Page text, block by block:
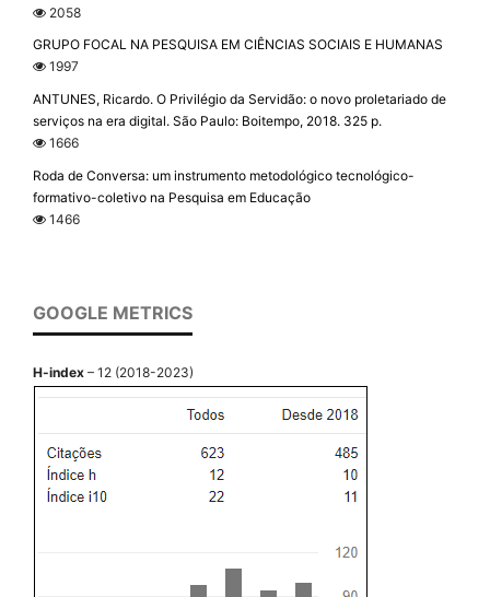
2058
GRUPO FOCAL NA PESQUISA EM CIÊNCIAS SOCIAIS E HUMANAS
1997
ANTUNES, Ricardo. O Privilégio da Servidão: o novo proletariado de
serviços na era digital. São Paulo: Boitempo, 2018. 325 p.
1666
Roda de Conversa: um instrumento metodológico tecnológico-
formativo-coletivo na Pesquisa em Educação
1466
GOOGLE METRICS
H-index – 12 (2018-2023)